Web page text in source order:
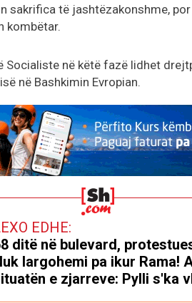
sakrifica të jashtëzakonshme,
kombëtar.
Socialiste në këtë fazë lidhet
në Bashkimin Evropian.
EDHE:
ditë në bulevard,
largohemi pa ikur Rama!
e zjarreve: Pylli s'ka